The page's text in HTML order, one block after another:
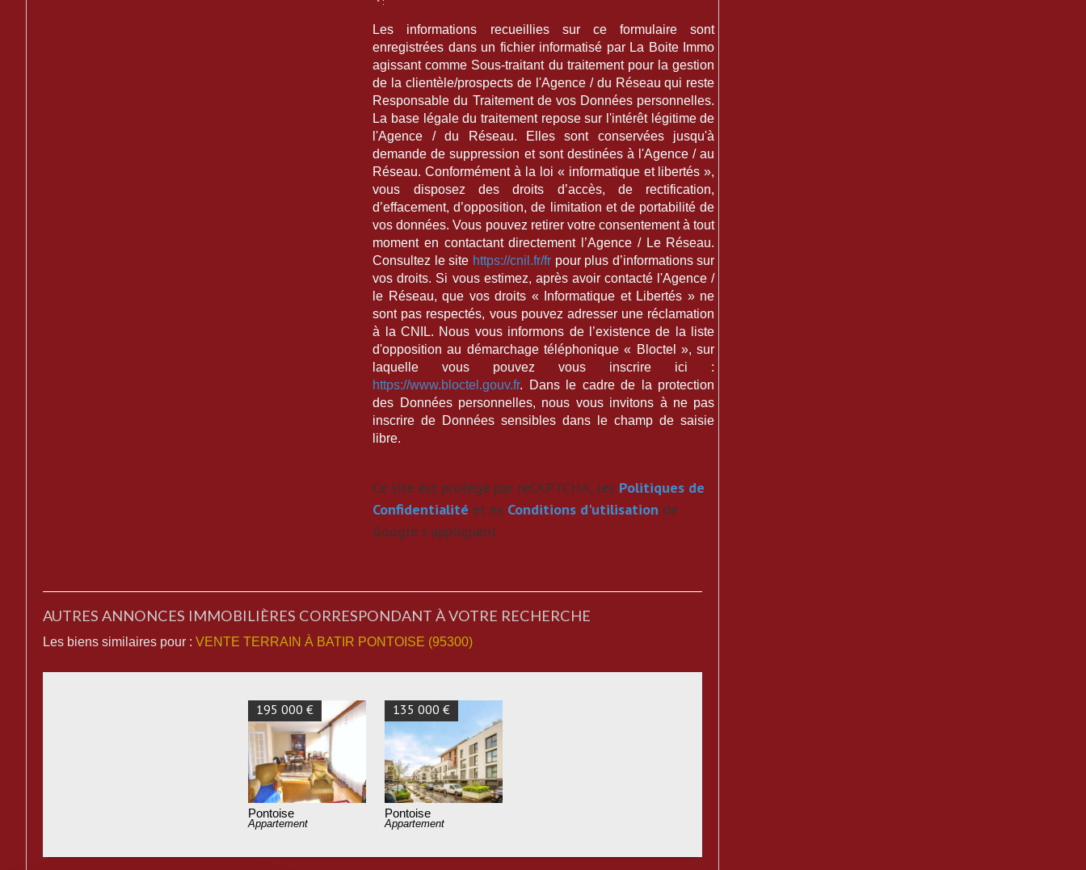
Les informations recueillies sur ce formulaire sont
enregistrées dans un fichier informatisé par La Boite Immo
agissant comme Sous-traitant du traitement pour la gestion
de la clientèle/prospects de l'Agence / du Réseau qui reste
Responsable du Traitement de vos Données personnelles.
La base légale du traitement repose sur l'intérêt légitime de
l'Agence / du Réseau. Elles sont conservées jusqu'à
demande de suppression et sont destinées à l'Agence / au
Réseau. Conformément à la loi « informatique et libertés »,
vous disposez des droits d’accès, de rectification,
d’effacement, d’opposition, de limitation et de portabilité de
vos données. Vous pouvez retirer votre consentement à tout
moment en contactant directement l’Agence / Le Réseau.
Consultez le site https://cnil.fr/frpour plus d’informations sur
vos droits. Si vous estimez, après avoir contacté l'Agence /
le Réseau, que vos droits « Informatique et Libertés » ne
sont pas respectés, vous pouvez adresser une réclamation
à la CNIL. Nous vous informons de l’existence de la liste
d'opposition au démarchage téléphonique « Bloctel », sur
laquelle vous pouvez vous inscrire ici :
https://www.bloctel.gouv.fr. Dans le cadre de la protection
des Données personnelles, nous vous invitons à ne pas
inscrire de Données sensibles dans le champ de saisie
libre.
Ce site est protégé par reCAPTCHA, les Politiques de
Confidentialité et es Conditions d'utilisation de
Google s'appliquent.
AUTRES ANNONCES IMMOBILIÈRES CORRESPONDANT À VOTRE RECHERCHE
Les biens similaires pour : VENTE TERRAIN À BATIR PONTOISE (95300)
195 000 €
Pontoise
Appartement
135 000 €
Pontoise
Appartement